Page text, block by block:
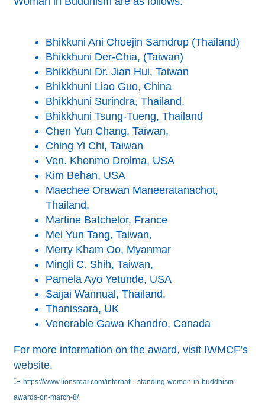
Bhikkuni Ani Choejin Samdrup (Thailand)
Bhikkhuni Der-Chia, (Taiwan)
Bhikkhuni Dr. Jian Hui, Taiwan
Bhikkhuni Liao Guo, China
Bhikkhuni Surindra, Thailand,
Bhikkhuni Tsung-Tueng, Thailand
Chen Yun Chang, Taiwan,
Ching Yi Chi, Taiwan
Ven. Khenmo Drolma, USA
Kim Behan, USA
Maechee Orawan Maneeratanachot,
Thailand,
Martine Batchelor, France
Mei Yun Tang, Taiwan,
Merry Kham Oo, Myanmar
Mingli C. Shih, Taiwan,
Pamela Ayo Yetunde, USA
Saijai Wannual, Thailand,
Thanissara, UK
Venerable Gawa Khandro, Canada
For more information on the award, visit IWMCF’s
website.
:-https://www.lionsroar.com/internati...standing-women-in-buddhism-
awards-on-march-8/